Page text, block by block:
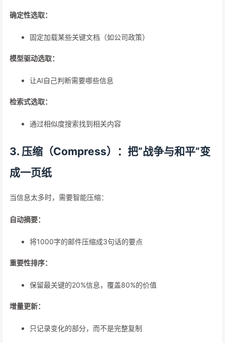
确定性选取：
固定加载某些关键文档（如公司政策）
模型驱动选取：
让AI自己判断需要哪些信息
检索式选取：
通过相似度搜索找到相关内容
3. 压缩（Compress）：把”战争与和平”变
成一页纸
当信息太多时，需要智能压缩：
自动摘要：
将1000字的邮件压缩成3句话的要点
重要性排序：
保留最关键的20%信息，覆盖80%的价值
增量更新：
只记录变化的部分，而不是完整复制